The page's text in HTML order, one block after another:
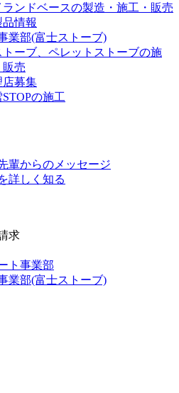
ランドベースの製造・施工・販売
品情報
業部(富士ストーブ)
トーブ、ペレットストーブの施
販売
店募集
の施工
輩からのメッセージ
詳しく知る
求
ト事業部
業部(富士ストーブ)